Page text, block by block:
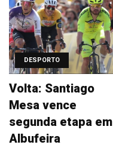
DESPORTO
Volta: Santiago
Mesa vence
segunda etapa em
Albufeira